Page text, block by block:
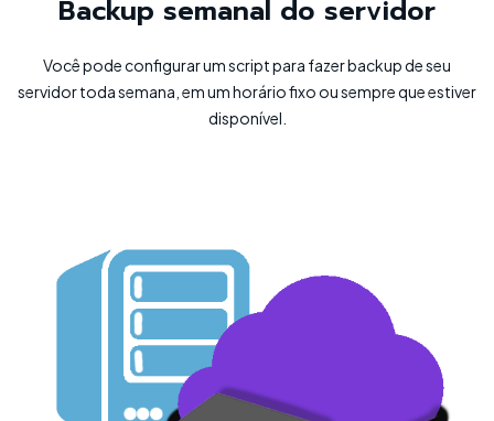
Backup semanal do servidor
Você pode configurar um script para fazer backup de seu
servidor toda semana, em um horário fixo ou sempre que estiver
disponível.